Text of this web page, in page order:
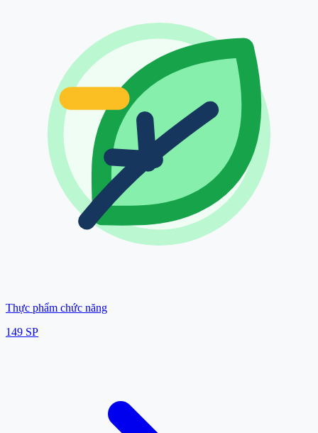
Thực phẩm chức năng
149 SP